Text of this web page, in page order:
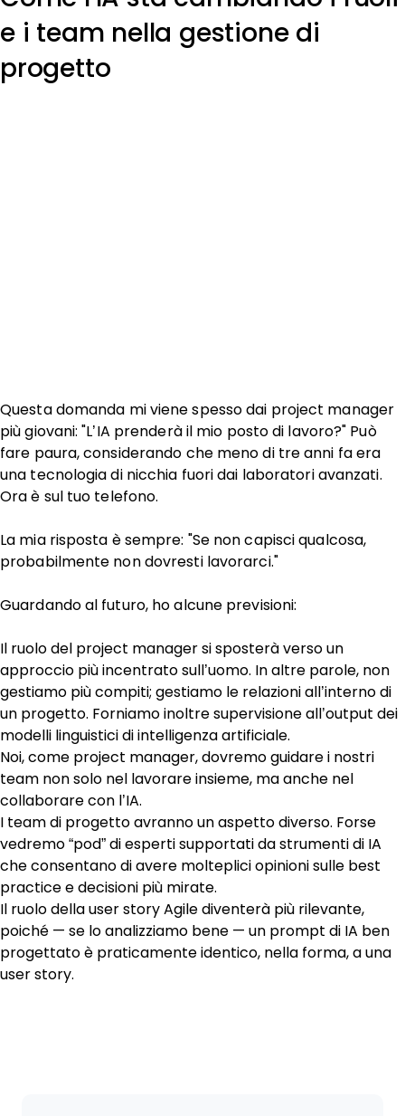
e i team nella gestione di
progetto
Questa domanda mi viene spesso dai project manager
più giovani: "L’IA prenderà il mio posto di lavoro?" Può
fare paura, considerando che meno di tre anni fa era
una tecnologia di nicchia fuori dai laboratori avanzati.
Ora è sul tuo telefono.
La mia risposta è sempre: "Se non capisci qualcosa,
probabilmente non dovresti lavorarci."
Guardando al futuro, ho alcune previsioni:
Il ruolo del project manager si sposterà verso un
approccio più incentrato sull’uomo. In altre parole, non
gestiamo più compiti; gestiamo le relazioni all’interno di
un progetto. Forniamo inoltre supervisione all’output dei
modelli linguistici di intelligenza artificiale.
Noi, come project manager, dovremo guidare i nostri
team non solo nel lavorare insieme, ma anche nel
collaborare con l’IA.
I team di progetto avranno un aspetto diverso. Forse
vedremo “pod” di esperti supportati da strumenti di IA
che consentano di avere molteplici opinioni sulle best
practice e decisioni più mirate.
Il ruolo della user story Agile diventerà più rilevante,
poiché — se lo analizziamo bene — un prompt di IA ben
progettato è praticamente identico, nella forma, a una
user story.